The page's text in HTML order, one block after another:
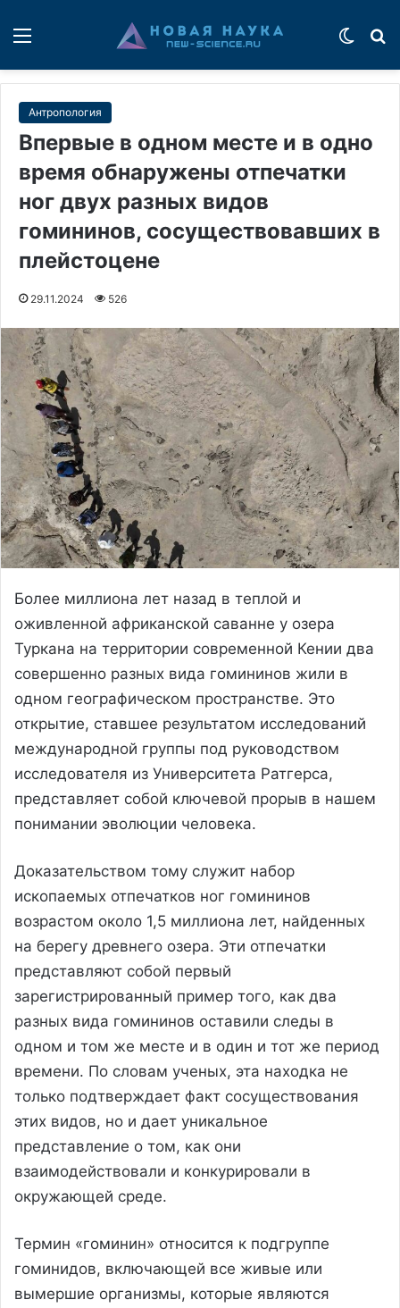
Антропология
Впервые в одном месте и в одно
время обнаружены отпечатки
ног двух разных видов
гомининов, сосуществовавших в
плейстоцене
29.11.2024 526
Более миллиона лет назад в теплой и
оживленной африканской саванне у озера
Туркана на территории современной Кении два
совершенно разных вида гомининов жили в
одном географическом пространстве. Это
открытие, ставшее результатом исследований
международной группы под руководством
исследователя из Университета Ратгерса,
представляет собой ключевой прорыв в нашем
понимании эволюции человека.
Доказательством тому служит набор
ископаемых отпечатков ног гомининов
возрастом около 1,5 миллиона лет, найденных
на берегу древнего озера. Эти отпечатки
представляют собой первый
зарегистрированный пример того, как два
разных вида гомининов оставили следы в
одном и том же месте и в один и тот же период
времени. По словам ученых, эта находка не
только подтверждает факт сосуществования
этих видов, но и дает уникальное
представление о том, как они
взаимодействовали и конкурировали в
окружающей среде.
Термин «гоминин» относится к подгруппе
гоминидов, включающей все живые или
вымершие организмы, которые являются